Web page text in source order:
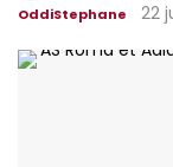
OddiStephane 22